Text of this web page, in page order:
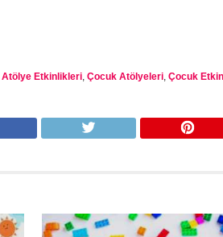
Atölye Etkinlikleri, Çocuk Atölyeleri, Çocuk